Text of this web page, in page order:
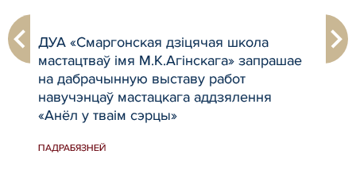
ДУА «Смаргонская дзіцячая школа
мастацтваў імя М.К.Агінскага» запрашае
на дабрачынную выставу работ
навучэнцаў мастацкага аддзялення
«Анёл у тваім сэрцы»
ПАДРАБЯЗНЕЙ